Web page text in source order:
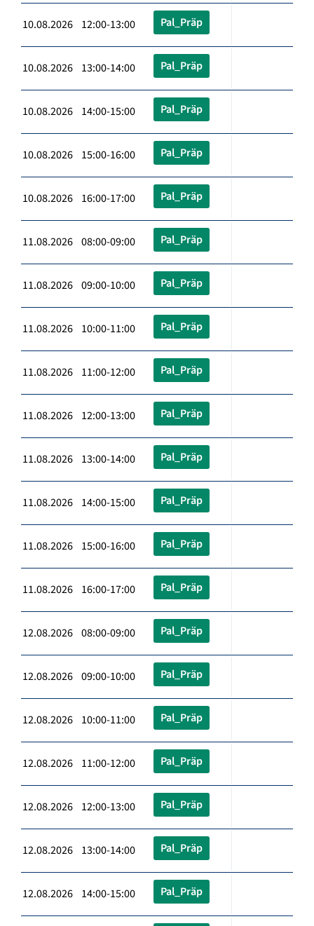
10.08.2026 12:00-13:00 Pal_Präp
10.08.2026 13:00-14:00 Pal_Präp
10.08.2026 14:00-15:00 Pal_Präp
10.08.2026 15:00-16:00 Pal_Präp
10.08.2026 16:00-17:00 Pal_Präp
11.08.2026 08:00-09:00 Pal_Präp
11.08.2026 09:00-10:00 Pal_Präp
11.08.2026 10:00-11:00 Pal_Präp
11.08.2026 11:00-12:00 Pal_Präp
11.08.2026 12:00-13:00 Pal_Präp
11.08.2026 13:00-14:00 Pal_Präp
11.08.2026 14:00-15:00 Pal_Präp
11.08.2026 15:00-16:00 Pal_Präp
11.08.2026 16:00-17:00 Pal_Präp
12.08.2026 08:00-09:00 Pal_Präp
12.08.2026 09:00-10:00 Pal_Präp
12.08.2026 10:00-11:00 Pal_Präp
12.08.2026 11:00-12:00 Pal_Präp
12.08.2026 12:00-13:00 Pal_Präp
12.08.2026 13:00-14:00 Pal_Präp
12.08.2026 14:00-15:00 Pal_Präp